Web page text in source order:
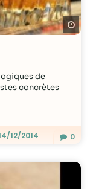
12/2014
de
concrètes
0